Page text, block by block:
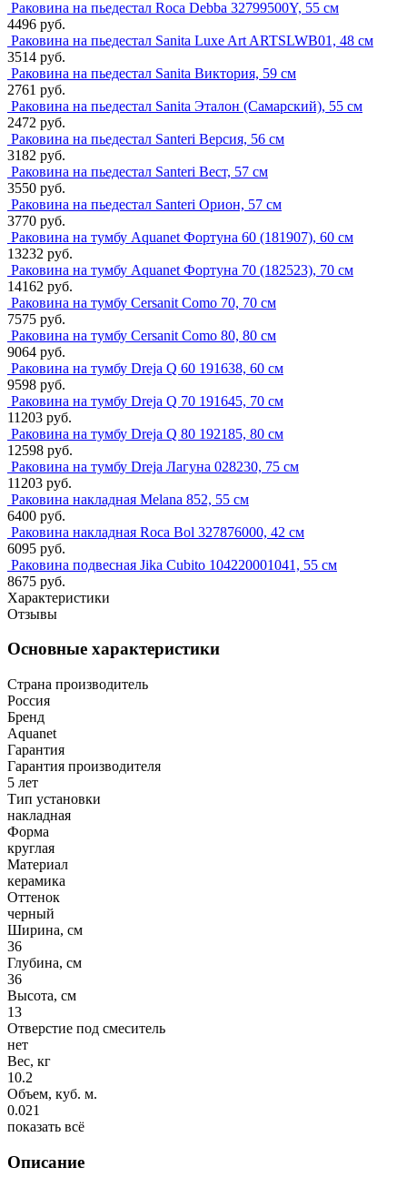
Раковина на пьедестал Roca Debba 32799500Y, 55 см
4496 руб.
Раковина на пьедестал Sanita Luxe Art ARTSLWB01, 48 см
3514 руб.
Раковина на пьедестал Sanita Виктория, 59 см
2761 руб.
Раковина на пьедестал Sanita Эталон (Самарский), 55 см
2472 руб.
Раковина на пьедестал Santeri Версия, 56 см
3182 руб.
Раковина на пьедестал Santeri Вест, 57 см
3550 руб.
Раковина на пьедестал Santeri Орион, 57 см
3770 руб.
Раковина на тумбу Aquanet Фортуна 60 (181907), 60 см
13232 руб.
Раковина на тумбу Aquanet Фортуна 70 (182523), 70 см
14162 руб.
Раковина на тумбу Cersanit Como 70, 70 см
7575 руб.
Раковина на тумбу Cersanit Como 80, 80 см
9064 руб.
Раковина на тумбу Dreja Q 60 191638, 60 см
9598 руб.
Раковина на тумбу Dreja Q 70 191645, 70 см
11203 руб.
Раковина на тумбу Dreja Q 80 192185, 80 см
12598 руб.
Раковина на тумбу Dreja Лагуна 028230, 75 см
11203 руб.
Раковина накладная Melana 852, 55 см
6400 руб.
Раковина накладная Roca Bol 327876000, 42 см
6095 руб.
Раковина подвесная Jika Cubito 104220001041, 55 см
8675 руб.
Характеристики
Отзывы
Основные характеристики
Страна производитель
Россия
Бренд
Aquanet
Гарантия
Гарантия производителя
5 лет
Тип установки
накладная
Форма
круглая
Материал
керамика
Оттенок
черный
Ширина, см
36
Глубина, см
36
Высота, см
13
Отверстие под смеситель
нет
Вес, кг
10.2
Объем, куб. м.
0.021
показать всё
Описание